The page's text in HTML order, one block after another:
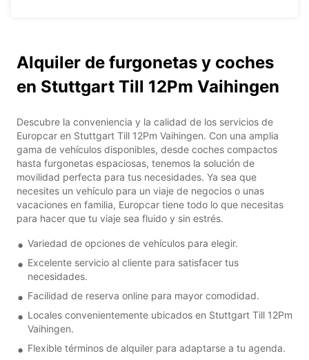
Alquiler de furgonetas y coches
en Stuttgart Till 12Pm Vaihingen
Descubre la conveniencia y la calidad de los servicios de
Europcar en Stuttgart Till 12Pm Vaihingen. Con una amplia
gama de vehículos disponibles, desde coches compactos
hasta furgonetas espaciosas, tenemos la solución de
movilidad perfecta para tus necesidades. Ya sea que
necesites un vehículo para un viaje de negocios o unas
vacaciones en familia, Europcar tiene todo lo que necesitas
para hacer que tu viaje sea fluido y sin estrés.
Variedad de opciones de vehículos para elegir.
Excelente servicio al cliente para satisfacer tus
necesidades.
Facilidad de reserva online para mayor comodidad.
Locales convenientemente ubicados en Stuttgart Till 12Pm
Vaihingen.
Flexible términos de alquiler para adaptarse a tu agenda.